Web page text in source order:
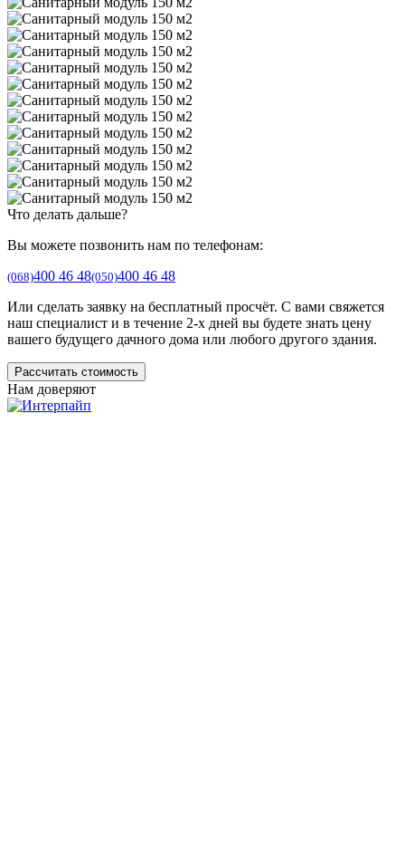
Что делать дальше?
Вы можете позвонить нам по телефонам:
(068)400 46 48(050)400 46 48
Или сделать заявку на бесплатный просчёт. С вами свяжется
наш специалист и в течение 2-х дней вы будете знать цену
вашего будущего дачного дома или любого другого здания.
Рассчитать стоимость
Нам доверяют